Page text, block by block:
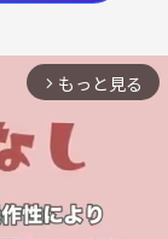
arrow_forward_ios もっと見る